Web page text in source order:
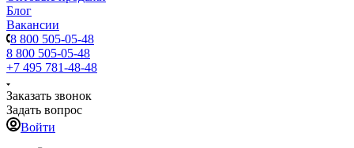
Блог
Вакансии
8 800 505-05-48
8 800 505-05-48
+7 495 781-48-48
Заказать звонок
Задать вопрос
Войти